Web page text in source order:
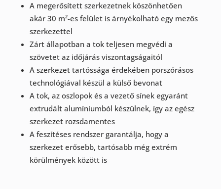
A megerősített szerkezetnek köszönhetően
akár 30 m²-es felület is árnyékolható egy mezős
szerkezettel
Zárt állapotban a tok teljesen megvédi a
szövetet az időjárás viszontagságaitól
A szerkezet tartóssága érdekében porszórásos
technológiával készül a külső bevonat
A tok, az oszlopok és a vezető sínek egyaránt
extrudált alumíniumból készülnek, így az egész
szerkezet rozsdamentes
A feszítéses rendszer garantálja, hogy a
szerkezet erősebb, tartósabb még extrém
körülmények között is